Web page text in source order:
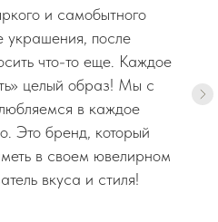
и самобытного
украшения, после
что-то еще. Каждое
целый образ! Мы с
в каждое
Это бренд, который
в своем ювелирном
вкуса и стиля!